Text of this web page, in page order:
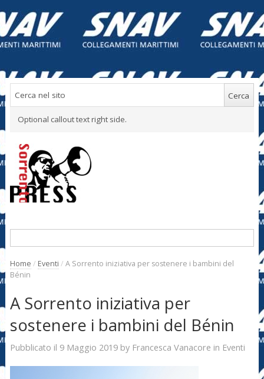
Optional callout text right side.
Home / Eventi / A Sorrento iniziativa per sostenere i bambini del
Bénin
A Sorrento iniziativa per
sostenere i bambini del Bénin
Pubblicato il 9 Maggio 2019by Francesca Vanacore in Eventi